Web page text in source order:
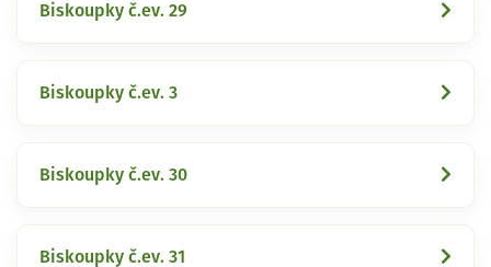
Biskoupky č.ev. 29
Biskoupky č.ev. 3
Biskoupky č.ev. 30
Biskoupky č.ev. 31